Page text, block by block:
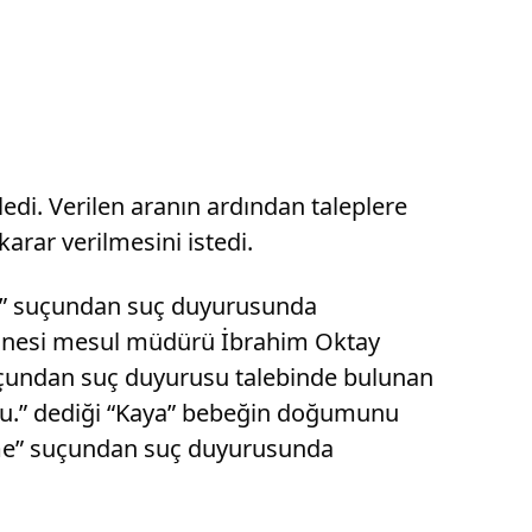
Verilen aranın ardından taleplere
verilmesini istedi.
suçundan suç duyurusunda
mesul müdürü İbrahim Oktay
suç duyurusu talebinde bulunan
dediği “Kaya” bebeğin doğumunu
suçundan suç duyurusunda